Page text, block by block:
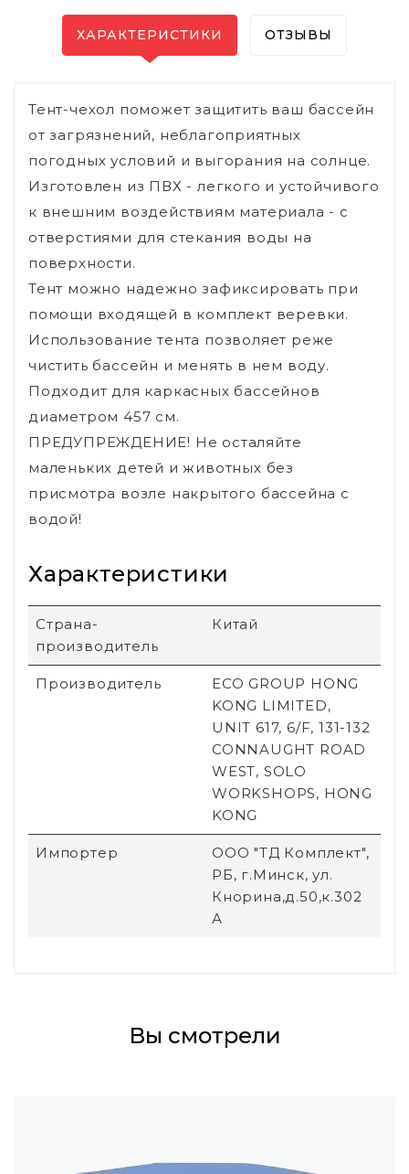
ХАРАКТЕРИСТИКИ ОТЗЫВЫ
Тент-чехол поможет защитить ваш бассейн
от загрязнений, неблагоприятных
погодных условий и выгорания на солнце.
Изготовлен из ПВХ - легкого и устойчивого
к внешним воздействиям материала - с
отверстиями для стекания воды на
поверхности.
Тент можно надежно зафиксировать при
помощи входящей в комплект веревки.
Использование тента позволяет реже
чистить бассейн и менять в нем воду.
Подходит для каркасных бассейнов
диаметром 457 см.
ПРЕДУПРЕЖДЕНИЕ! Не осталяйте
маленьких детей и животных без
присмотра возле накрытого бассейна с
водой!
Характеристики
Страна-
производитель
Китай
Производитель
ECO GROUP HONG
KONG LIMITED,
UNIT 617, 6/F, 131-132
CONNAUGHT ROAD
WEST, SOLO
WORKSHOPS, HONG
KONG
Импортер
ООО "ТД Комплект",
РБ, г.Минск, ул.
Кнорина,д.50,к.302
А
Вы смотрели